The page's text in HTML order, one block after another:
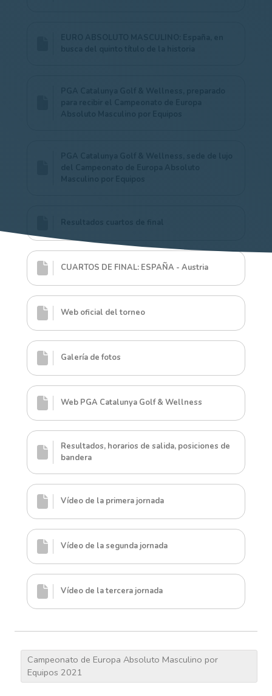
CUARTOS DE FINAL: ESPAÑA - Austria
Web oficial del torneo
Galería de fotos
Web PGA Catalunya Golf & Wellness
Resultados, horarios de salida, posiciones de
bandera
Vídeo de la primera jornada
Vídeo de la segunda jornada
Vídeo de la tercera jornada
Campeonato de Europa Absoluto Masculino por
Equipos 2021